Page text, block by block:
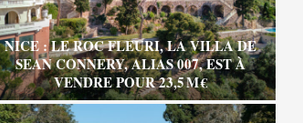
NICE : LE ROC FLEURI, LA VILLA DE
SEAN CONNERY, ALIAS 007, EST À
VENDRE POUR 23,5 M €